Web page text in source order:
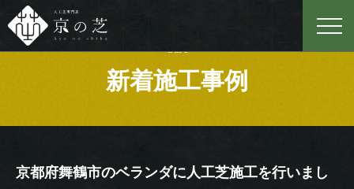
Case
新着施工事例
京都府舞鶴市のベランダに人工芝施工を行いまし